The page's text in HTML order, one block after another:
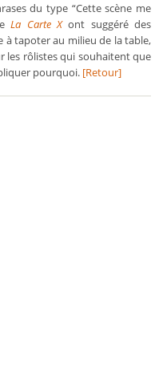
du type “Cette scène me
La Carte Xont suggéré des
à tapoter au milieu de la table,
les rôlistes qui souhaitent que
pourquoi. [Retour]